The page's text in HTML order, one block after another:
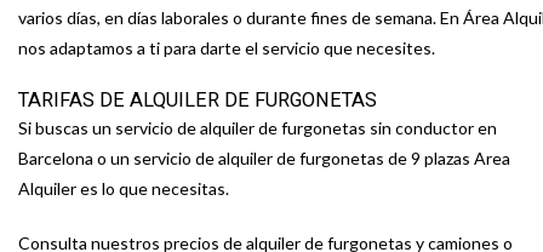
varios días, en días laborales o durante fines de semana. En Área
nos adaptamos a ti para darte el servicio que necesites.
TARIFAS DE ALQUILER DE FURGONETAS
Si buscas un servicio de alquiler de furgonetas sin conductor en
Barcelona o un servicio de alquiler de furgonetas de 9 plazas Area
Alquiler es lo que necesitas.
Consulta nuestros precios de alquiler de furgonetas y camiones o